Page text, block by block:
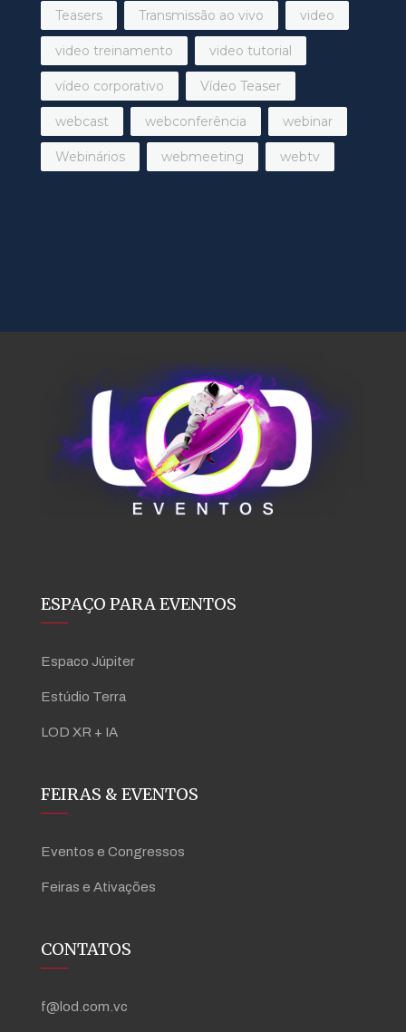
Teasers Transmissão ao vivo video
video treinamento video tutorial
vídeo corporativo Vídeo Teaser
webcast webconferência webinar
Webinários webmeeting webtv
ESPAÇO PARA EVENTOS
Espaco Júpiter
Estúdio Terra
LOD XR + IA
FEIRAS & EVENTOS
Eventos e Congressos
Feiras e Ativações
CONTATOS
f@lod.com.vc